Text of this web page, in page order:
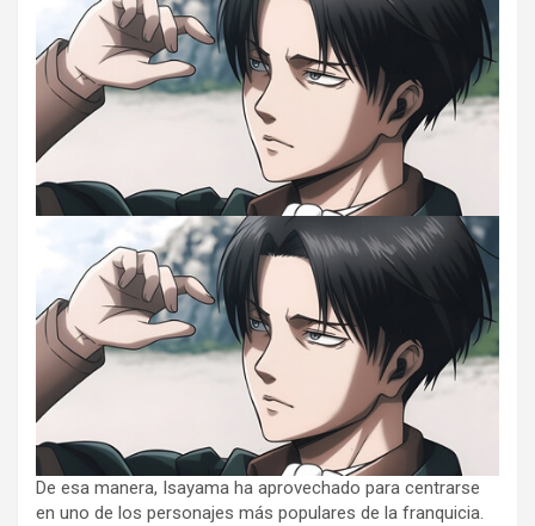
De esa manera, Isayama ha aprovechado para centrarse
en uno de los personajes más populares de la franquicia.